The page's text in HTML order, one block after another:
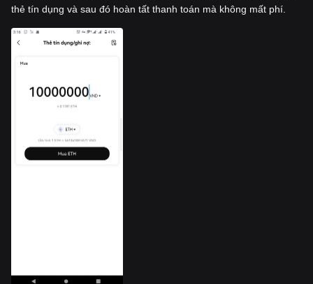
thẻ tín dụng và sau đó hoàn tất thanh toán mà không mất phí.